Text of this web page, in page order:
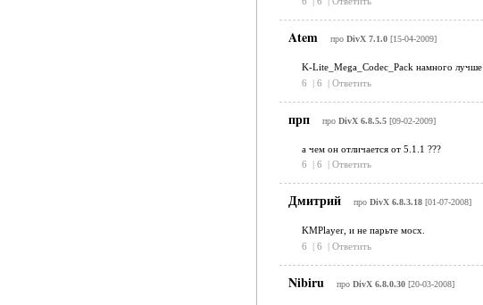
Atem про DivX 7.1.0[15-04-2009]
K-Lite_Mega_Codec_Pack намного лучше
6
| 6 | Ответить
прп про DivX 6.8.5.5[09-02-2009]
а чем он отличается от 5.1.1 ???
6
| 6 | Ответить
Дмитрий про DivX 6.8.3.18[01-07-2008]
KMPlayer, и не парьте мосх.
6
| 6 | Ответить
Nibiru про DivX 6.8.0.30[20-03-2008]